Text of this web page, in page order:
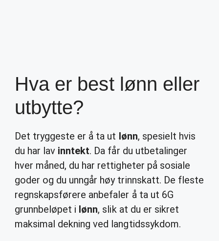
Hva er best lønn eller
utbytte?
Det tryggeste er å ta ut lønn, spesielt hvis
du har lav inntekt. Da får du utbetalinger
hver måned, du har rettigheter på sosiale
goder og du unngår høy trinnskatt. De fleste
regnskapsførere anbefaler å ta ut 6G
grunnbeløpet i lønn, slik at du er sikret
maksimal dekning ved langtidssykdom.